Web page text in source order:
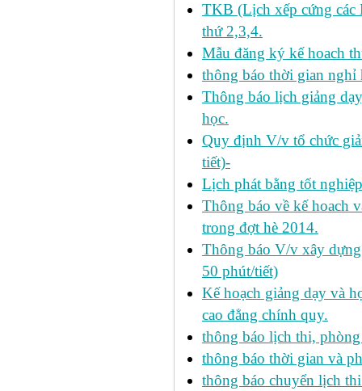
TKB (Lịch xếp cứng các
thứ 2,3,4.
Mẫu đăng ký kế hoach
thông báo thời gian
Thông báo lịch giảng
học.
Quy định V/v tổ chức
tiết)-
Lịch phát bằng tốt
Thông báo về kế hoach
trong đợt hè 2014.
Thông báo V/v xây
50 phút/tiết)
Kế hoạch giảng dạy và
cao đẳng chính quy.
thông báo lịch thi,
thông báo thời gian và
thông báo chuyển lịch